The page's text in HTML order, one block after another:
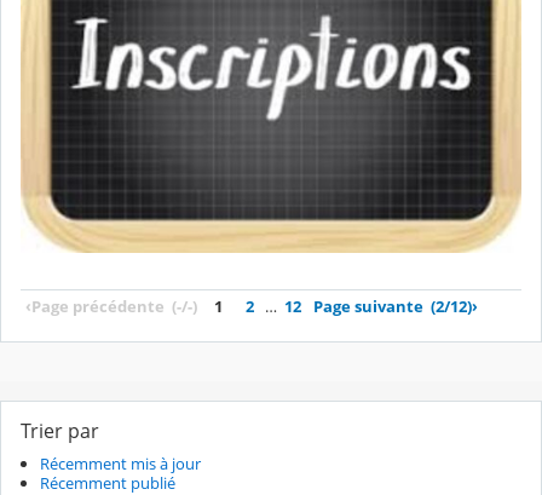
‹Page précédente (-/-) 1 2 … 12 Page suivante (2/12)›
Trier par
Récemment mis à jour
Récemment publié